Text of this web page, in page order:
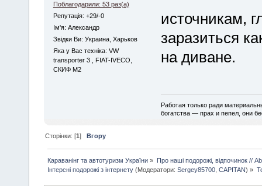
Поблагодарили: 53 раз(а)
Репутація: +29/-0
Iм'я: Александр
Звідки Ви: Украина, Харьков
Яка у Вас техніка: VW
transporter 3 , FIAT-IVECO,
СКИФ М2
источникам,
заразиться
на диване.
Работая только ради
богатства — прах и пепел, они
Сторінки: [1]Вгору
Караванінг та автотуризм України »
Про наші подорожі, відпочинок //
Інтерсні подорожі з інтернету (Модератори:Sergey85700 ,CAPITAN) »